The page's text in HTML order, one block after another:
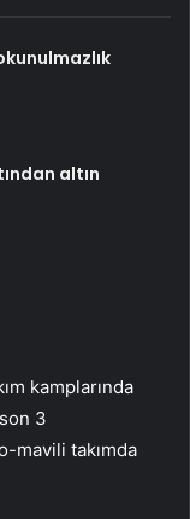
altın
kamplarında
3
mavili takımda